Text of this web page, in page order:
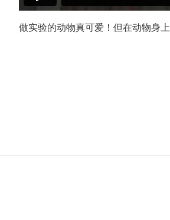
做实验的动物真可爱！但在动物身